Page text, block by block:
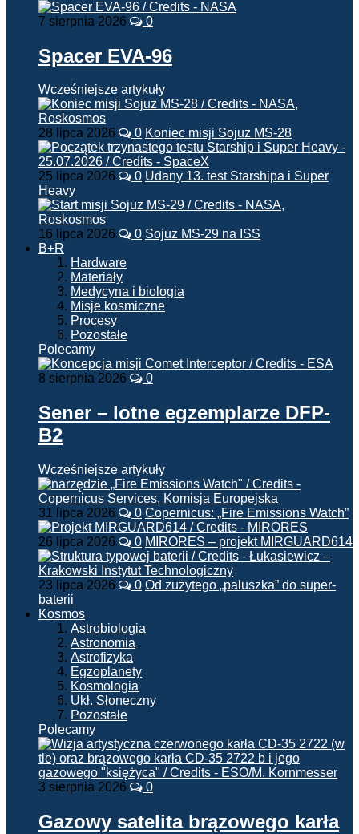
7 sierpnia 2026 0
Spacer EVA-96
Wcześniejsze artykuły
28 lipca 2026 0 Koniec misji Sojuz MS-28
25 lipca 2026 0 Udany 13. test Starshipa i Super
Heavy
16 lipca 2026 0 Sojuz MS-29 na ISS
B+R
Hardware
Materiały
Medycyna i biologia
Misje kosmiczne
Procesy
Pozostałe
Polecamy
8 sierpnia 2026 0
Sener – lotne egzemplarze DFP-
B2
Wcześniejsze artykuły
31 lipca 2026 0 Copernicus: „Fire Emissions Watch”
26 lipca 2026 0 MIRORES – projekt MIRGUARD614
23 lipca 2026 0 Od zużytego „paluszka” do super-
baterii
Kosmos
Astrobiologia
Astronomia
Astrofizyka
Egzoplanety
Kosmologia
Ukł. Słoneczny
Pozostałe
Polecamy
3 sierpnia 2026 0
Gazowy satelita brązowego karła